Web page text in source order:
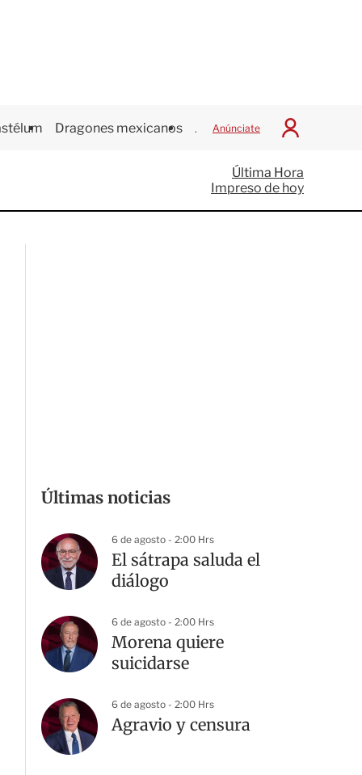
Dragones mexicanos Juegos Centroamericanos
Anúnciate
I
c
i
a
Última Hora
Impreso de hoy
Últimas noticias
6 de agosto - 2:00 Hrs
El sátrapa saluda el
diálogo
6 de agosto - 2:00 Hrs
Morena quiere
suicidarse
6 de agosto - 2:00 Hrs
Agravio y censura